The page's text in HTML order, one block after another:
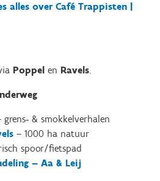
alles over Café Trappisten |
Poppel en Ravels.
grens‑ & smokkelverhalen
– 1000 ha natuur
spoor/fietspad
– Aa & Leij